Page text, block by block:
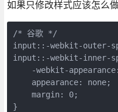
如果只修改样式应该怎么
/* 谷歌 */
input::-webkit-outer-
input::-webkit-inner-
-webkit-
    appearance: none;
    margin: 0;
}